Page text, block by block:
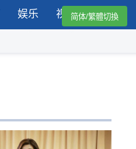
娱乐 视频简体/繁體切換